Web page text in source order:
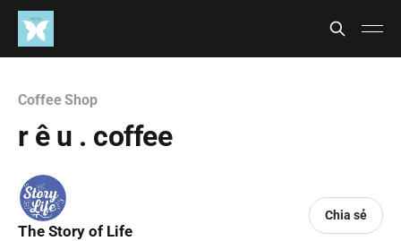
Coffee Shop
r ê u . coffee
The Story of Life
Chia sẻ